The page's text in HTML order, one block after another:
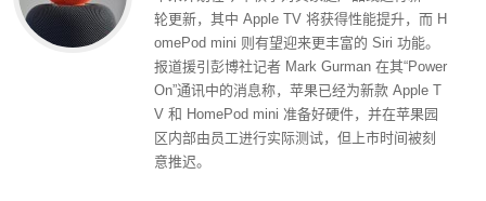
轮更新，其中 Apple TV 将获得性能提升，而 H
omePod mini 则有望迎来更丰富的 Siri 功能。
报道援引彭博社记者 Mark Gurman 在其“Power
On”通讯中的消息称，苹果已经为新款 Apple T
V 和 HomePod mini 准备好硬件，并在苹果园
区内部由员工进行实际测试，但上市时间被刻
意推迟。